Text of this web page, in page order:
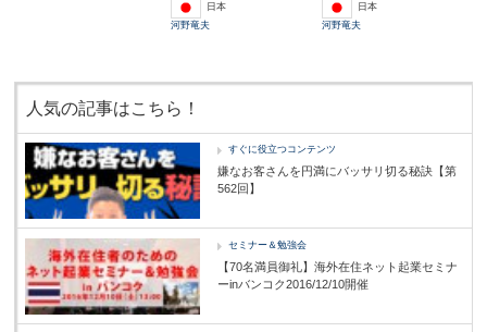
日本
河野竜夫
日本
河野竜夫
人気の記事はこちら！
すぐに役立つコンテンツ
嫌なお客さんを円満にバッサリ切る秘訣【第
562回】
セミナー＆勉強会
【70名満員御礼】海外在住ネット起業セミナ
ーinバンコク2016/12/10開催